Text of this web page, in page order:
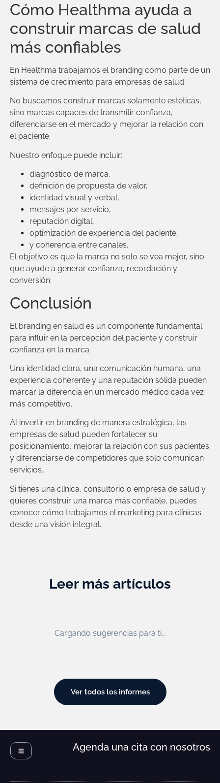
Cómo Healthma ayuda a
construir marcas de salud
más confiables
En Healthma trabajamos el branding como parte de un
sistema de crecimiento para empresas de salud.
No buscamos construir marcas solamente estéticas,
sino marcas capaces de transmitir confianza,
diferenciarse en el mercado y mejorar la relación con
el paciente.
Nuestro enfoque puede incluir:
diagnóstico de marca,
definición de propuesta de valor,
identidad visual y verbal,
mensajes por servicio,
reputación digital,
optimización de experiencia del paciente,
y coherencia entre canales.
El objetivo es que la marca no solo se vea mejor, sino
que ayude a generar confianza, recordación y
conversión.
Conclusión
El branding en salud es un componente fundamental
para influir en la percepción del paciente y construir
confianza en la marca.
Una identidad clara, una comunicación humana, una
experiencia coherente y una reputación sólida pueden
marcar la diferencia en un mercado médico cada vez
más competitivo.
Al invertir en branding de manera estratégica, las
empresas de salud pueden fortalecer su
posicionamiento, mejorar la relación con sus pacientes
y diferenciarse de competidores que solo comunican
servicios.
Si tienes una clínica, consultorio o empresa de salud y
quieres construir una marca más confiable, puedes
conocer cómo trabajamos el marketing para clínicas
desde una visión integral.
Leer más artículos
Cargando sugerencias para ti...
Ver todos los informes
Agenda una cita con nosotros